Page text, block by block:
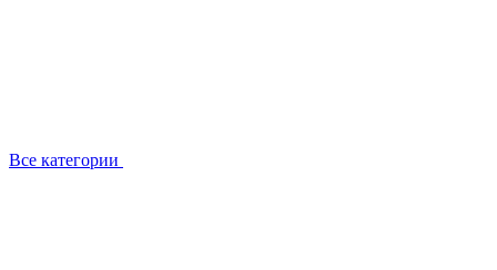
Все категории